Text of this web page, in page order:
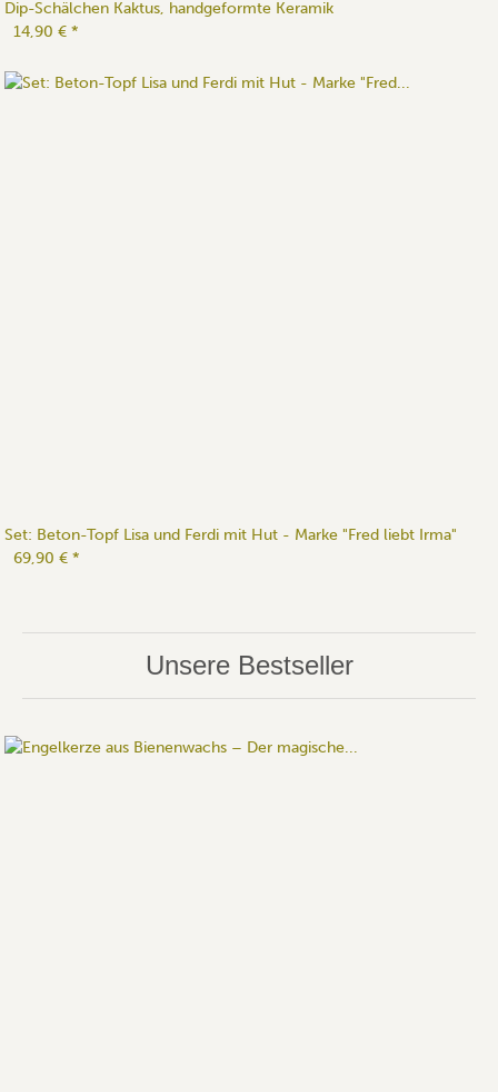
Dip-Schälchen Kaktus, handgeformte Keramik
14,90 € *
Set: Beton-Topf Lisa und Ferdi mit Hut - Marke "Fred liebt Irma"
69,90 € *
Unsere Bestseller